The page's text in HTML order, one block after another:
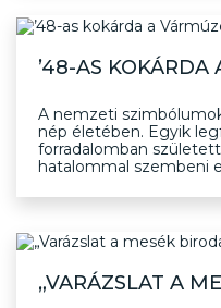
’48-AS
A nemzeti
nép életében. Egyik
forradalomban
hatalommal szembeni
„VARÁZSLAT A